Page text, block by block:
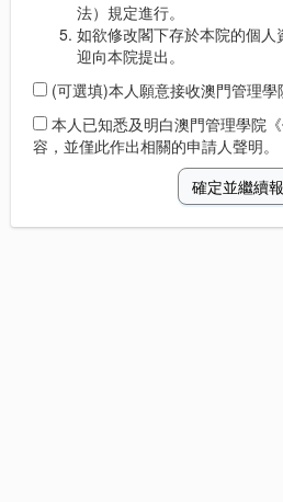
法）規定進行。
如欲修改閣下存於本院的個
迎向本院提出。
(可選填)本人願意接收澳門管理學
本人已知悉及明白澳門管理學院
容，並僅此作出相關的申請人聲明。
確定並繼續